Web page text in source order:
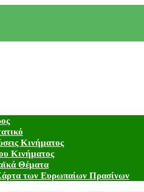
Κινήματος
Κινήματος
Θέματα
των Ευρωπαίων Πρασίνων